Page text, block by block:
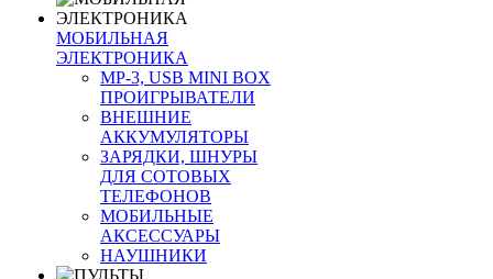
МОБИЛЬНАЯ
ЭЛЕКТРОНИКА
MP-3, USB MINI BOX
ПРОИГРЫВАТЕЛИ
ВНЕШНИЕ
АККУМУЛЯТОРЫ
ЗАРЯДКИ, ШНУРЫ
ДЛЯ СОТОВЫХ
ТЕЛЕФОНОВ
МОБИЛЬНЫЕ
АКСЕССУАРЫ
НАУШНИКИ